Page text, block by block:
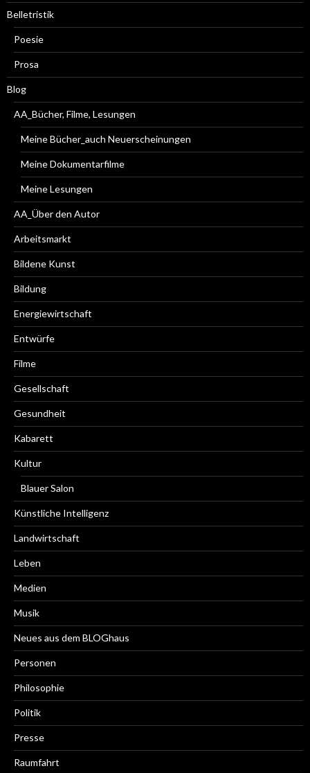
Belletristik
Poesie
Prosa
Blog
AA_Bücher, Filme, Lesungen
Meine Bücher_auch Neuerscheinungen
Meine Dokumentarfilme
Meine Lesungen
AA_Über den Autor
Arbeitsmarkt
Bildene Kunst
Bildung
Energiewirtschaft
Entwürfe
Filme
Gesellschaft
Gesundheit
Kabarett
Kultur
Blauer Salon
Künstliche Intelligenz
Landwirtschaft
Leben
Medien
Musik
Neues aus dem BLOGhaus
Personen
Philosophie
Politik
Presse
Raumfahrt